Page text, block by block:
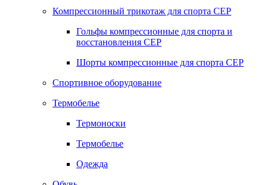
Компрессионный трикотаж для спорта СЕР
Гольфы компрессионные для спорта и
восстановления СЕР
Шорты компрессионные для спорта СЕР
Спортивное оборудование
Термобелье
Термоноски
Термобелье
Одежда